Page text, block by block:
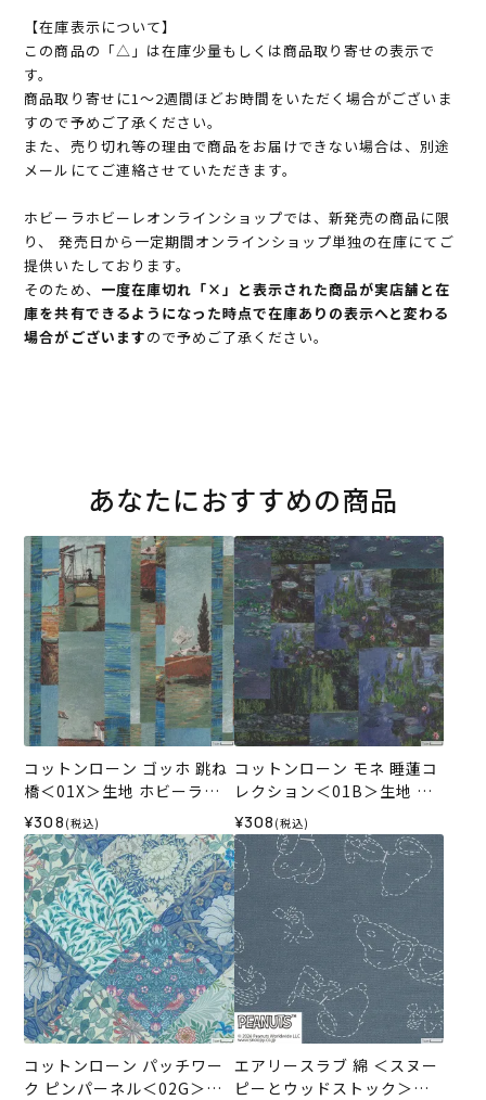
【在庫表示について】
この商品の「△」は在庫少量もしくは商品取り寄せの表示で
す。
商品取り寄せに1～2週間ほどお時間をいただく場合がございま
すので予めご了承ください。
また、売り切れ等の理由で商品をお届けできない場合は、別途
メールにてご連絡させていただきます。
ホビーラホビーレオンラインショップでは、新発売の商品に限
り、 発売日から一定期間オンラインショップ単独の在庫にてご
提供いたしております。
そのため、 一度在庫切れ「×」と表示された商品が実店舗と在
庫を共有できるようになった時点で在庫ありの表示へと変わる
場合がございますので予めご了承ください。
あなたにおすすめの商品
コットンローン ゴッホ 跳ね
橋＜01X＞生地 ホビーラホ
ビーレデザインコレクショ
ン
¥308 (税込)
コットンローン モネ 睡蓮コ
レクション＜01B＞生地 ホ
ビーラホビーレデザインコ
レクション
¥308 (税込)
コットンローン パッチワー
ク ピンパーネル＜02G＞生
エアリースラブ 綿 ＜スヌー
ピーとウッドストック＞＜0